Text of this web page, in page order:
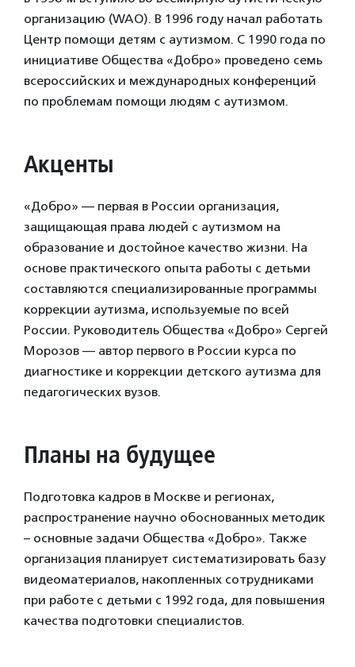
организацию (WAO). В 1996 году начал работать
Центр помощи детям с аутизмом. С 1990 года по
инициативе Общества «Добро» проведено семь
всероссийских и международных конференций
по проблемам помощи людям с аутизмом.
Акценты
«Добро» — первая в России организация,
защищающая права людей с аутизмом на
образование и достойное качество жизни. На
основе практического опыта работы с детьми
составляются специализированные программы
коррекции аутизма, используемые по всей
России. Руководитель Общества «Добро» Сергей
Морозов — автор первого в России курса по
диагностике и коррекции детского аутизма для
педагогических вузов.
Планы на будущее
Подготовка кадров в Москве и регионах,
распространение научно обоснованных методик
– основные задачи Общества «Добро». Также
организация планирует систематизировать базу
видеоматериалов, накопленных сотрудниками
при работе с детьми с 1992 года, для повышения
качества подготовки специалистов.